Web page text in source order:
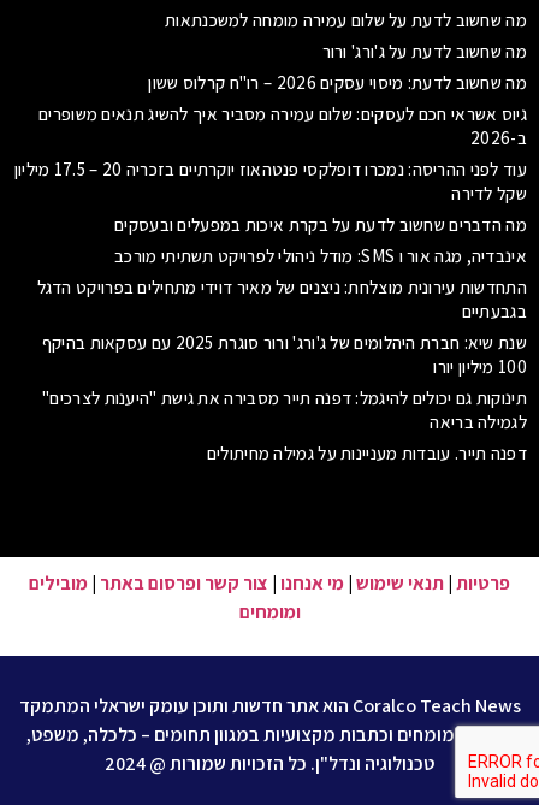
מה שחשוב לדעת על שלום עמירה מומחה למשכנתאות
מה שחשוב לדעת על ג'ורג' ורור
מה שחשוב לדעת: מיסוי עסקים 2026 – רו"ח קרלוס ששון
גיוס אשראי חכם לעסקים: שלום עמירה מסביר איך להשיג תנאים משופרים
ב-2026
עוד לפני ההריסה: נמכרו דופלקסי פנטהאוז יוקרתיים בזכריה 20 – 17.5 מיליון
שקל לדירה
מה הדברים שחשוב לדעת על בקרת איכות במפעלים ובעסקים
אינבדיה, מגה אור ו SMS: מודל ניהולי לפרויקט תשתיתי מורכב
התחדשות עירונית מוצלחת: ניצנים של מאיר דוידי מתחילים בפרויקט הדגל
בגבעתיים
שנת שיא: חברת היהלומים של ג'ורג' ורור סוגרת 2025 עם עסקאות בהיקף
100 מיליון יורו
תינוקות גם יכולים להיגמל: דפנה תייר מסבירה את גישת "היענות לצרכים"
לגמילה בריאה
דפנה תייר. עובדות מעניינות על גמילה מחיתולים
פרטיות|תנאי שימוש|מי אנחנו| צור קשר ופרסום באתר |מובילים
ומומחים
Coralco Teach News הוא אתר חדשות ותוכן עומק ישראלי המתמקד
בניתוח, מומחים וכתבות מקצועיות במגוון תחומים – כלכלה, משפט,
טכנולוגיה ונדל"ן. כל הזכויות שמורות @ 2024